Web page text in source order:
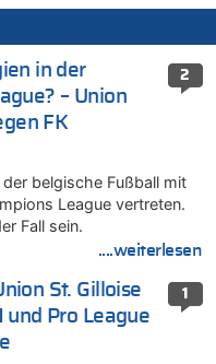
2
in der
– Union
FK
belgische Fußball mit
League vertreten.
Fall sein.
....weiterlesen
1
St. Gilloise
und Pro League